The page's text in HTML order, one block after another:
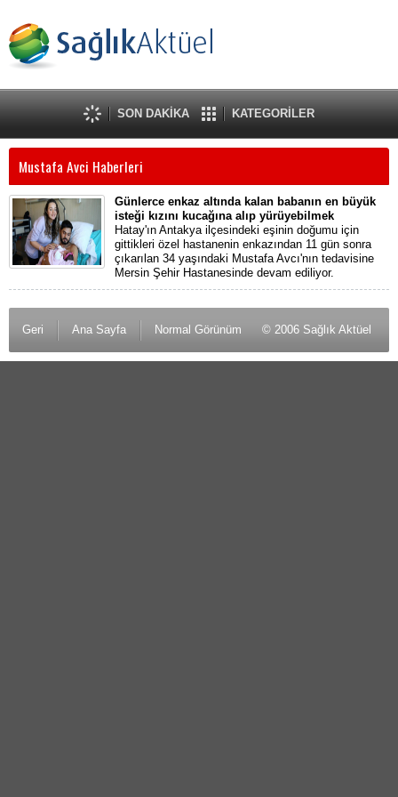
SON DAKİKA KATEGORİLER
Mustafa Avci Haberleri
Günlerce enkaz altında kalan babanın en büyük
isteği kızını kucağına alıp yürüyebilmek
Hatay'ın Antakya ilçesindeki eşinin doğumu için
gittikleri özel hastanenin enkazından 11 gün sonra
çıkarılan 34 yaşındaki Mustafa Avcı'nın tedavisine
Mersin Şehir Hastanesinde devam ediliyor.
Geri Ana Sayfa Normal Görünüm © 2006 Sağlık Aktüel